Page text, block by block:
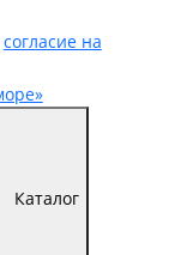
согласие на
Каталог